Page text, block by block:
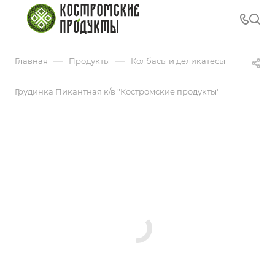
Главная — Продукты — Колбасы и деликатесы
—
Грудинка Пикантная к/в "Костромские продукты"